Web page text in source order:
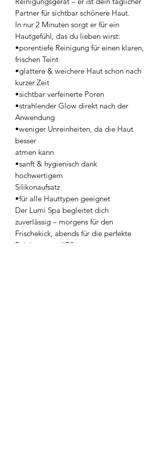
Partner für sichtbar schönere Haut.
In nur 2 Minuten sorgt er für ein
Hautgefühl, das du lieben wirst:
•porentiefe Reinigung für einen klaren,
frischen Teint
•glattere & weichere Haut schon nach
kurzer Zeit
•sichtbar verfeinerte Poren
•strahlender Glow direkt nach der
Anwendung
•weniger Unreinheiten, da die Haut
besser
atmen kann
•sanft & hygienisch dank
hochwertigem
Silikonaufsatz
•für alle Hauttypen geeignet
Der Lumi Spa begleitet dich
zuverlässig – morgens für den
Frischekick, abends für die perfekte
Reinigung und Pflege.